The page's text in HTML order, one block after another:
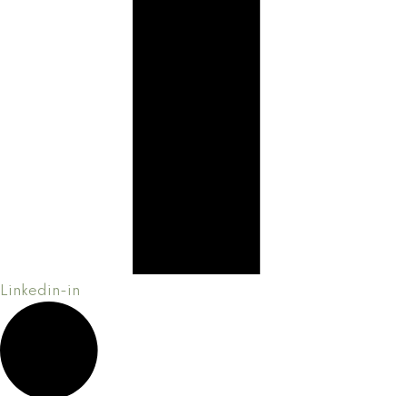
Linkedin-in